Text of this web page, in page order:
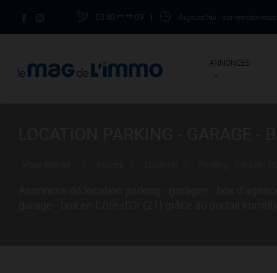
03.80.**.**.09 Aujourd'hui : sur rendez-vous
ANNONCES